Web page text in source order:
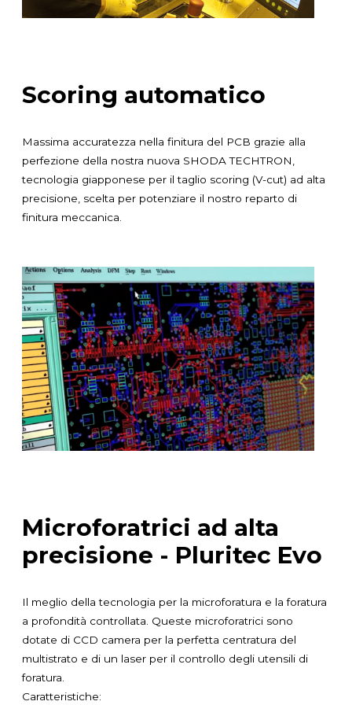
Scoring automatico
Massima accuratezza nella finitura del PCB grazie alla
perfezione della nostra nuova SHODA TECHTRON,
tecnologia giapponese per il taglio scoring (V-cut) ad alta
precisione, scelta per potenziare il nostro reparto di
finitura meccanica.
Microforatrici ad alta
precisione - Pluritec Evo
Il meglio della tecnologia per la microforatura e la foratura
a profondità controllata. Queste microforatrici sono
dotate di CCD camera per la perfetta centratura del
multistrato e di un laser per il controllo degli utensili di
foratura.
Caratteristiche: